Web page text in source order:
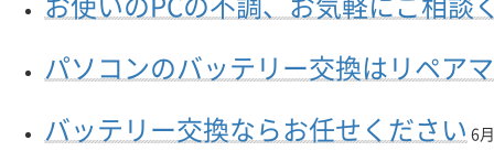
パソコンのバッテリー交換はリペア
バッテリー交換ならお任せください 6